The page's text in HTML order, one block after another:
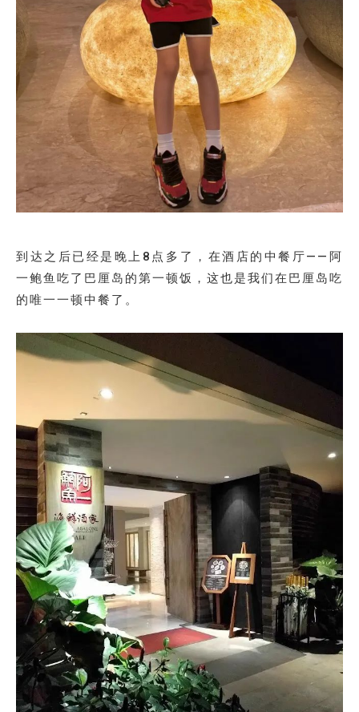
到达之后已经是晚上8点多了，在酒店的中餐厅——阿
一鲍鱼吃了巴厘岛的第一顿饭，这也是我们在巴厘岛吃
的唯一一顿中餐了。